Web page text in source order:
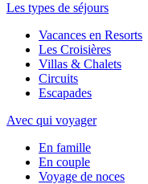
Les types de séjours
Vacances en Resorts
Les Croisières
Villas & Chalets
Circuits
Escapades
Avec qui voyager
En famille
En couple
Voyage de noces